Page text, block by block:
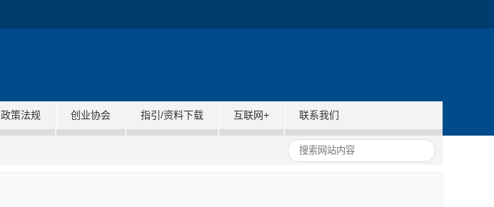
政策法规 创业协会 指引/资料下载 互联网+ 联系我们